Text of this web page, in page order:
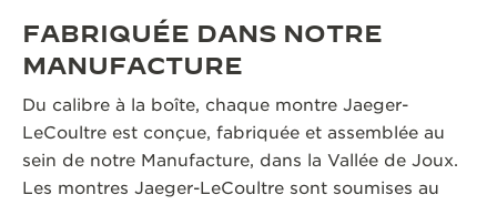
FABRIQUÉE DANS NOTRE
MANUFACTURE
Du calibre à la boîte, chaque montre Jaeger-
LeCoultre est conçue, fabriquée et assemblée au
sein de notre Manufacture, dans la Vallée de Joux.
Les montres Jaeger-LeCoultre sont soumises au